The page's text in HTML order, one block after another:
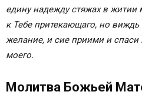
Рождество Пресвятой
Молитва о зачатии ребенка
едину надежду стяжах в
к Тебе притекающаго, но
желание, и сие приими и спаси
моего.
Молитва Божьей